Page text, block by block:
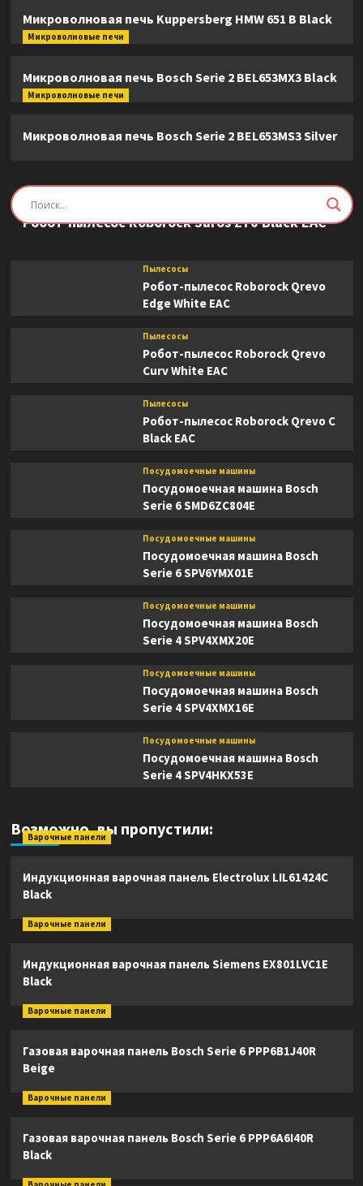
Микроволновая печь Kuppersberg HMW 651 B Black
Микроволновые печи
Микроволновая печь Bosch Serie 2 BEL653MX3 Black
Микроволновые печи
Микроволновая печь Bosch Serie 2 BEL653MS3 Silver
Пылесосы
Робот-пылесос Roborock Saros Z70 Black EAC
Пылесосы
Робот-пылесос Roborock Qrevo
Edge White EAC
Пылесосы
Робот-пылесос Roborock Qrevo
Curv White EAC
Пылесосы
Робот-пылесос Roborock Qrevo C
Black EAC
Посудомоечные машины
Посудомоечная машина Bosch
Serie 6 SMD6ZC804E
Посудомоечные машины
Посудомоечная машина Bosch
Serie 6 SPV6YMX01E
Посудомоечные машины
Посудомоечная машина Bosch
Serie 4 SPV4XMX20E
Посудомоечные машины
Посудомоечная машина Bosch
Serie 4 SPV4XMX16E
Посудомоечные машины
Посудомоечная машина Bosch
Serie 4 SPV4HKX53E
Возможно, вы пропустили:
Варочные панели
Индукционная варочная панель Electrolux LIL61424C
Black
Варочные панели
Индукционная варочная панель Siemens EX801LVC1E
Black
Варочные панели
Газовая варочная панель Bosch Serie 6 PPP6B1J40R
Beige
Варочные панели
Газовая варочная панель Bosch Serie 6 PPP6A6I40R
Black